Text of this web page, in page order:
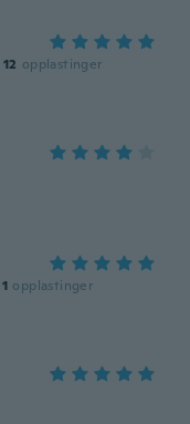
12 opplastinger
1 opplastinger